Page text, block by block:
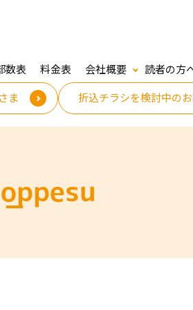
数表 料金表 会社概要 読者の方
ま
折込チラシを検討中の